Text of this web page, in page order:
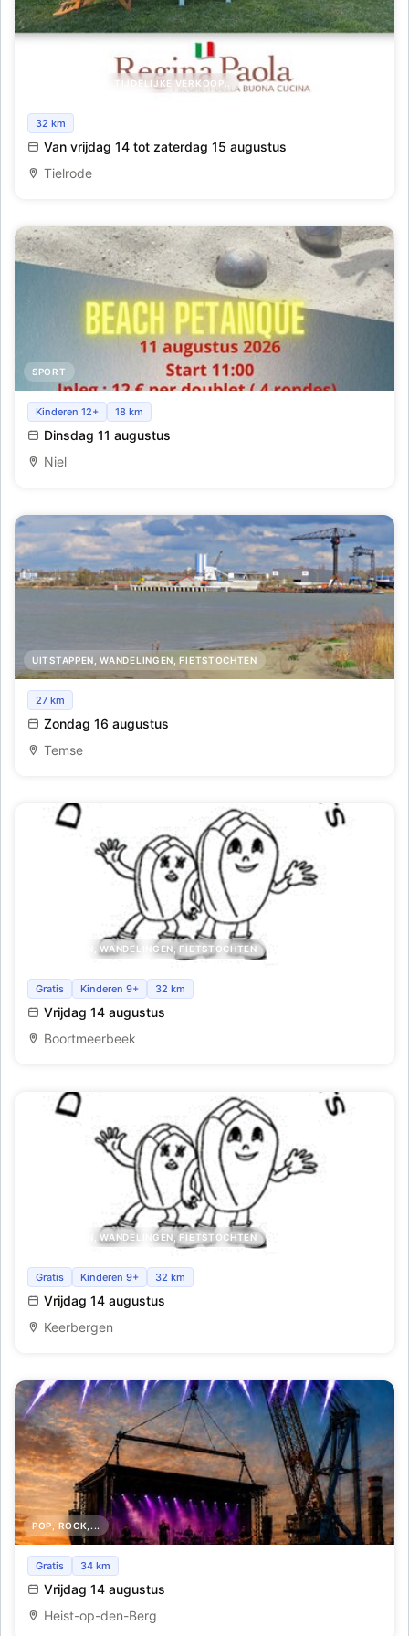
OPENDEURDAG, TIJDELIJKE VERKOOP..
De Tuindegustatie
32 km
Van vrijdag 14 tot zaterdag 15 augustus
Tielrode
SPORT
Beach Petanque
Kinderen 12+ 18 km
Dinsdag 11 augustus
Niel
UITSTAPPEN, WANDELINGEN, FIETSTOCHTEN
Schelderondvaart vanuit Temse met bezoek aan het
Noordelijk Eiland
27 km
Zondag 16 augustus
Temse
UITSTAPPEN, WANDELINGEN, FIETSTOCHTEN
Vrijdag na de noen wandeltocht
Gratis Kinderen 9+ 32 km
Vrijdag 14 augustus
Boortmeerbeek
UITSTAPPEN, WANDELINGEN, FIETSTOCHTEN
Trage korte wandeltocht
Gratis Kinderen 9+ 32 km
Vrijdag 14 augustus
Keerbergen
POP, ROCK,...
Stagefright
Gratis 34 km
Vrijdag 14 augustus
Heist-op-den-Berg